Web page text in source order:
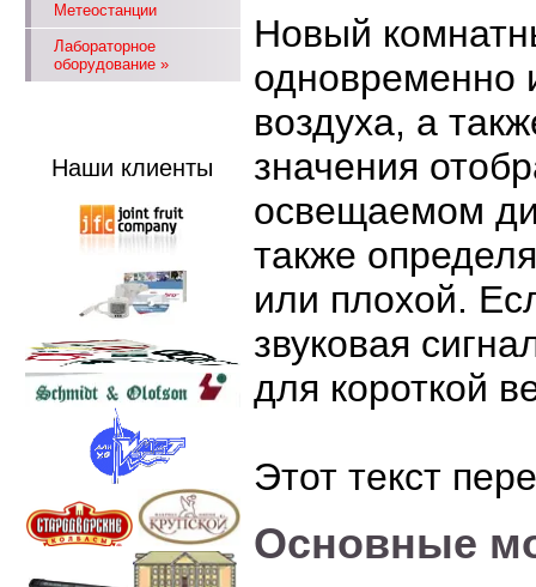
Метеостанции
Лабораторное
оборудование»
Наши клиенты
Новый
одновременно
воздуха, а
значения
освещаемом
также
или плохой.
звуковая
для короткой
Этот текст
Основные